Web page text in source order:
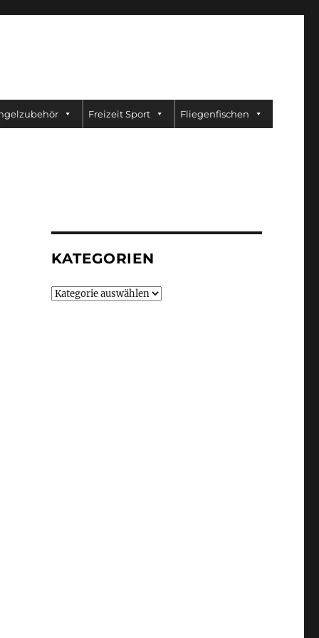
Freizeit Sport Fliegenfischen
KATEGORIEN
Kategorien